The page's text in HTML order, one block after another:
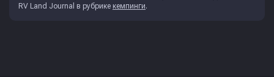
RV Land Journal в рубрике кемпинги.